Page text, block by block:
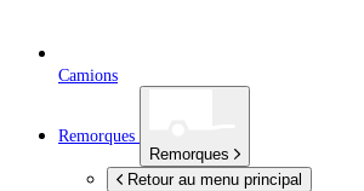
Camions
Remorques
Remorques
Retour au menu principal